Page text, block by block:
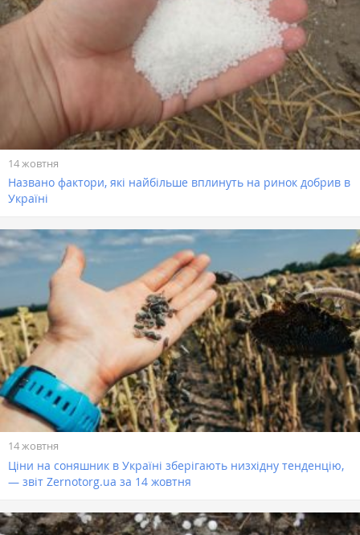
14 жовтня
Названо фактори, які найбільше вплинуть на ринок добрив в
Україні
14 жовтня
Ціни на соняшник в Україні зберігають низхідну тенденцію,
— звіт Zernotorg.ua за 14 жовтня